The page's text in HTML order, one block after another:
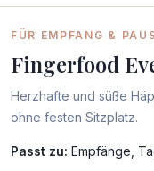
FÜR EMPFANG &
Fingerfood
Herzhafte und süße
ohne festen Sitzplatz.
Passt zu: Empfänge,